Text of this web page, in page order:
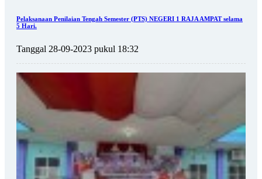
Pelaksanaan Penilaian Tengah Semester (PTS) NEGERI 1 RAJA AMPAT selama
5 Hari.
Tanggal 28-09-2023 pukul 18:32